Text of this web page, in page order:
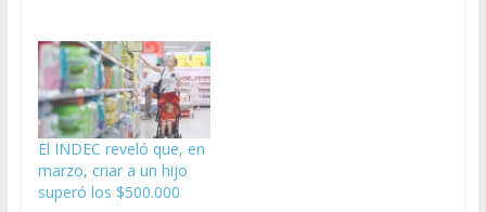
El INDEC reveló que, en
marzo, criar a un hijo
superó los $500.000